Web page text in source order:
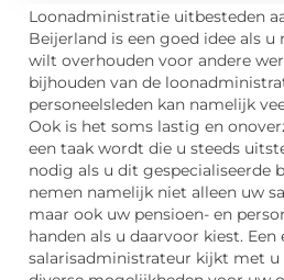
Loonadministratie uitbesteden
Beijerland is een goed idee als
wilt overhouden voor andere
bijhouden van de
personeelsleden kan namelijk
Ook is het soms lastig en
een taak wordt die u steeds
nodig als u dit gespecialiseerde
nemen namelijk niet alleen uw
maar ook uw pensioen- en
handen als u daarvoor kiest. Een
salarisadministrateur kijkt met u